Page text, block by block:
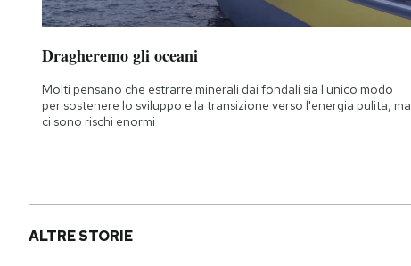
Dragheremo gli oceani
Molti pensano che estrarre minerali dai fondali sia l'unico modo
per sostenere lo sviluppo e la transizione verso l'energia pulita, ma
ci sono rischi enormi
ALTRE STORIE